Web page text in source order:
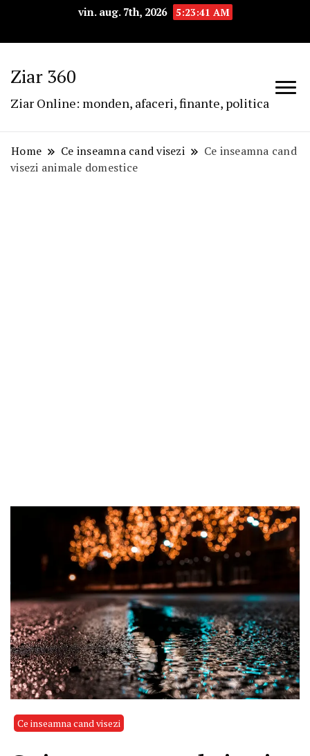
vin. aug. 7th, 2026 5:23:42 AM
Ziar 360
Ziar Online: monden, afaceri, finante, politica
Home Ce inseamna cand visezi
Ce inseamna cand
visezi animale domestice
Ce inseamna cand visezi